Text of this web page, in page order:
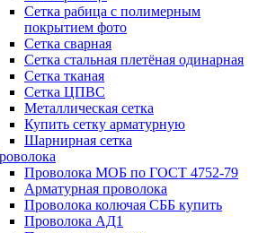
Сетка рабица с полимерным
покрытием фото
Сетка сварная
Сетка стальная плетёная одинарная
Сетка тканая
Сетка ЦПВС
Металлическая сетка
Купить сетку арматурную
Шарнирная сетка
Проволока МОБ по ГОСТ 4752-79
Арматурная проволока
Проволока колючая СББ купить
Проволока АД1